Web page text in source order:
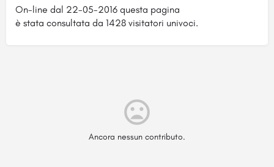
On-line dal 22-05-2016 questa pagina
è stata consultata da 1428 visitatori univoci.
Ancora nessun contributo.